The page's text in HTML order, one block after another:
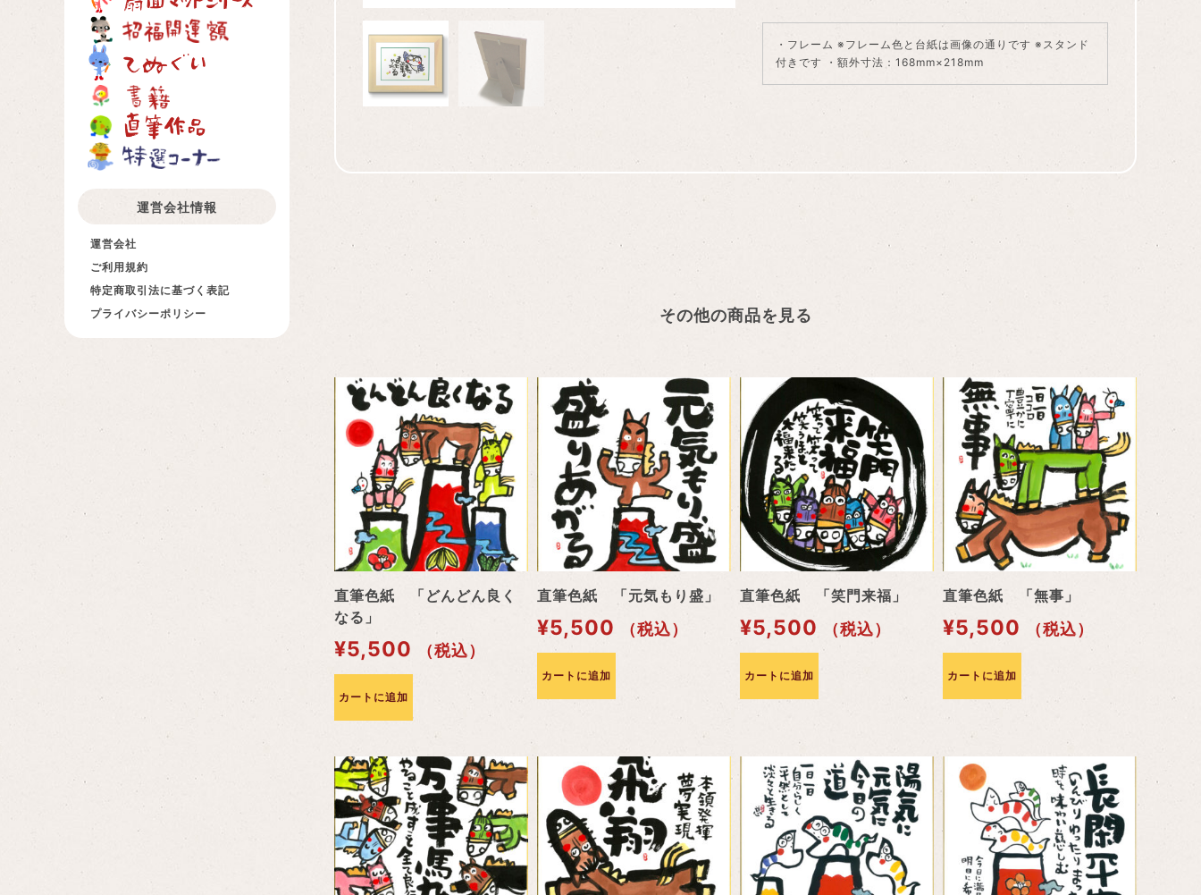
運営会社情報
運営会社
ご利用規約
特定商取引法に基づく表記
プライバシーポリシー
・フレーム ※フレーム色と台紙は画像の通りです ※スタンド
付きです ・額外寸法：168mm×218mm
その他の商品を見る
直筆色紙 「どんどん良く
なる」
¥5,500 （税込）
カートに追加
直筆色紙 「元気もり盛」
¥5,500 （税込）
カートに追加
直筆色紙 「笑門来福」
¥5,500 （税込）
カートに追加
直筆色紙 「無事」
¥5,500 （税込）
カートに追加